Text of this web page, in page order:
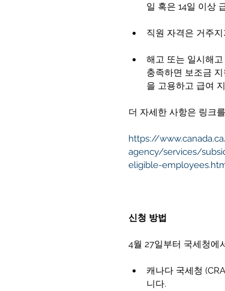
일 혹은 14일 이상
직원 자격은 거주
해고 또는 일시해
충족하면 보조금
을 고용하고 급여
더 자세한 사항은 링크
https://
agency/services/
eligible-
신청 방법
4월 27일부터 국세청에
캐나다 국세청
니다.